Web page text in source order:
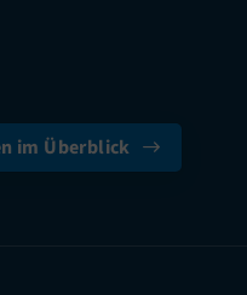
im Überblick